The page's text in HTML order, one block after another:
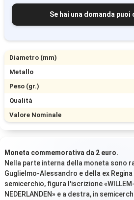
Se hai una domanda puoi
Diametro (mm)
Metallo
Peso (gr.)
Qualità
Valore Nominale
Moneta commemorativa da 2 euro.
Nella parte interna della moneta sono
Guglielmo-Alessandro e della ex
semicerchio, figura l'iscrizione «WILLEM-
NEDERLANDEN» e a destra, in